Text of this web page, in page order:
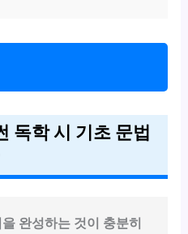
독학 시 기초 문법
완성하는 것이 충분히